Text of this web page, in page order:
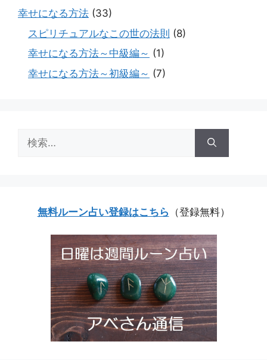
幸せになる方法 (33)
スピリチュアルなこの世の法則 (8)
幸せになる方法～中級編～ (1)
幸せになる方法～初級編～ (7)
索:
無料ルーン占い登録はこちら （登録無料）